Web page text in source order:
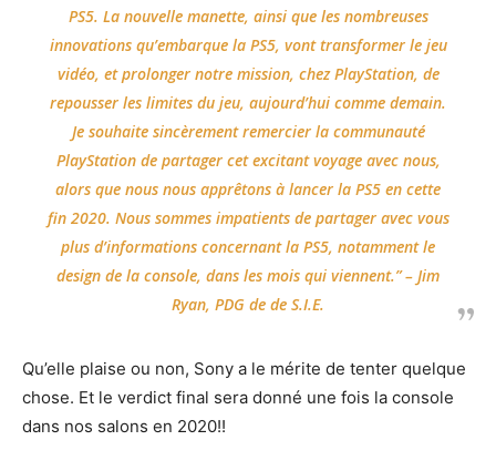
PS5. La nouvelle manette, ainsi que les nombreuses
innovations qu’embarque la PS5, vont transformer le jeu
vidéo, et prolonger notre mission, chez PlayStation, de
repousser les limites du jeu, aujourd’hui comme demain.
Je souhaite sincèrement remercier la communauté
PlayStation de partager cet excitant voyage avec nous,
alors que nous nous apprêtons à lancer la PS5 en cette
fin 2020. Nous sommes impatients de partager avec vous
plus d’informations concernant la PS5, notamment le
design de la console, dans les mois qui viennent.” – Jim
Ryan, PDG de de S.I.E.
Qu’elle plaise ou non, Sony a le mérite de tenter quelque
chose. Et le verdict final sera donné une fois la console
dans nos salons en 2020!!